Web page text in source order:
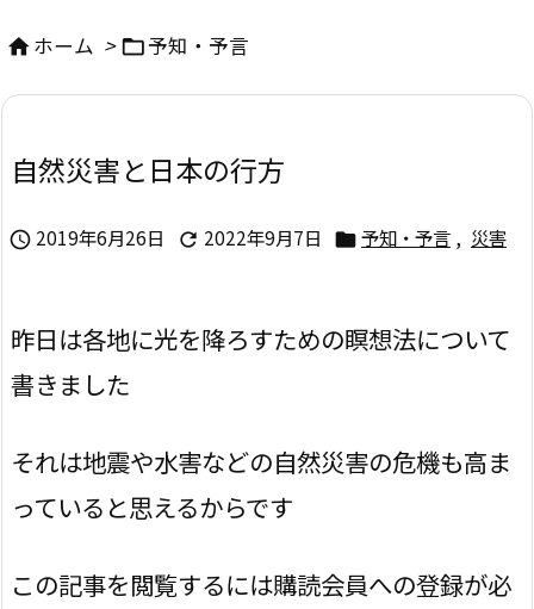
次へ
ホーム > 予知・予言
自然災害と日本の行方
 2019年6月26日  2022年9月7日  予知・予言 , 災害
昨日は各地に光を降ろすための瞑想法について
書きました
それは地震や水害などの自然災害の危機も高ま
っていると思えるからです
この記事を閲覧するには購読会員への登録が必